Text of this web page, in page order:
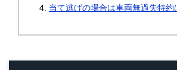
当て逃げの場合は車両無過失特約